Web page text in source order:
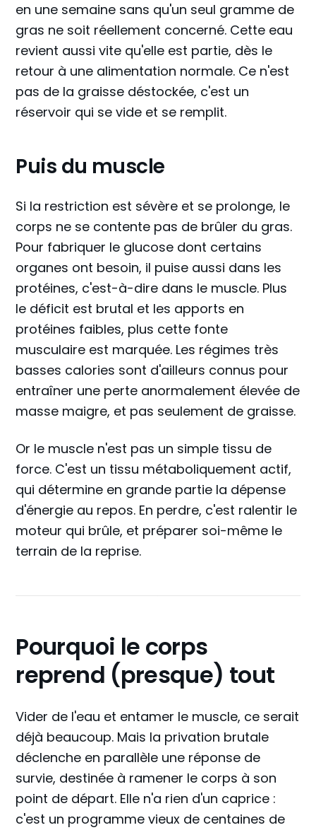
en une semaine sans qu'un seul gramme de
gras ne soit réellement concerné. Cette eau
revient aussi vite qu'elle est partie, dès le
retour à une alimentation normale. Ce n'est
pas de la graisse déstockée, c'est un
réservoir qui se vide et se remplit.
Puis du muscle
Si la restriction est sévère et se prolonge, le
corps ne se contente pas de brûler du gras.
Pour fabriquer le glucose dont certains
organes ont besoin, il puise aussi dans les
protéines, c'est-à-dire dans le muscle. Plus
le déficit est brutal et les apports en
protéines faibles, plus cette fonte
musculaire est marquée. Les régimes très
basses calories sont d'ailleurs connus pour
entraîner une perte anormalement élevée de
masse maigre, et pas seulement de graisse.
Or le muscle n'est pas un simple tissu de
force. C'est un tissu métaboliquement actif,
qui détermine en grande partie la dépense
d'énergie au repos. En perdre, c'est ralentir le
moteur qui brûle, et préparer soi-même le
terrain de la reprise.
Pourquoi le corps
reprend (presque) tout
Vider de l'eau et entamer le muscle, ce serait
déjà beaucoup. Mais la privation brutale
déclenche en parallèle une réponse de
survie, destinée à ramener le corps à son
point de départ. Elle n'a rien d'un caprice :
c'est un programme vieux de centaines de